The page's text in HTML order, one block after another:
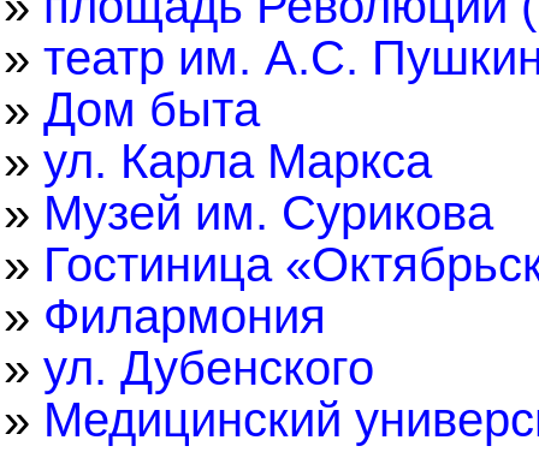
» театр им. А.С.
» Дом быта
» ул. Карла Маркса
» Музей им. Сурикова
» Гостиница
» Филармония
» ул. Дубенского
» Медицинский